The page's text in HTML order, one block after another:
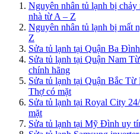
Nguyên nhân tủ lạnh bị
nhà từ A – Z
Nguyên nhân tủ lạnh bị mất
Z
Sửa tủ lạnh tại Quận Ba
Sửa tủ lạnh tại Quận Nam
chính hãng
Sửa tủ lạnh tại Quận Bắc
Thợ có mặt
Sửa tủ lạnh tại Royal City
mặt
Sửa tủ lạnh tại Mỹ Đình uy